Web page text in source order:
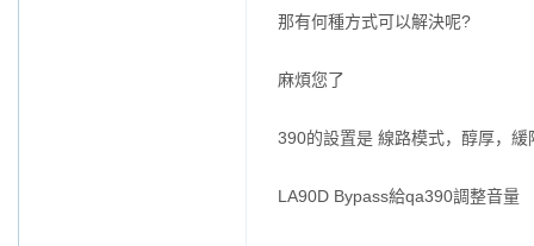
那有何種方式可以解決呢?
麻煩您了
390的設置是 線路模式，醇厚，
LA90D Bypass給qa390調整音量